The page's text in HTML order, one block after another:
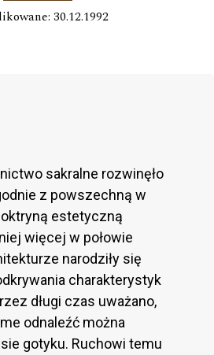
30.12.1992
sakralne rozwinęło
z powszechną w
estetyczną
więcej w połowie
narodziły się
charakterystyk
długi czas uważano,
odnaleźć można
gotyku. Ruchowi temu